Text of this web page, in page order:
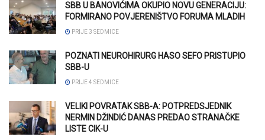
SBB U BANOVIĆIMA OKUPIO NOVU GENERACIJU:
FORMIRANO POVJERENIŠTVO FORUMA MLADIH
PRIJE 3 SEDMICE
POZNATI NEUROHIRURG HASO SEFO PRISTUPIO
SBB-U
PRIJE 4 SEDMICE
VELIKI POVRATAK SBB-A: POTPREDSJEDNIK
NERMIN DŽINDIĆ DANAS PREDAO STRANAČKE
LISTE CIK-U